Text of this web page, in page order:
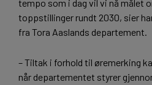
tempo som i dag vil vi nå målet
toppstillinger rundt 2030, sier
fra Tora Aaslands departement.
– Tiltak i forhold til øremerking
når departementet styrer